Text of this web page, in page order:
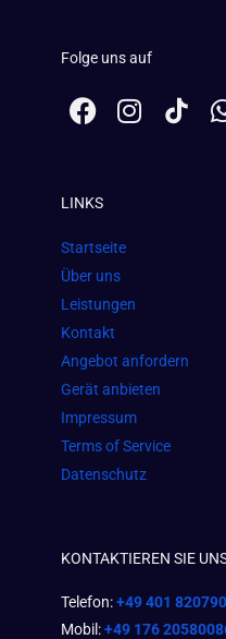
Folge uns auf
F
a
b
o
o
k
I
n
m
LINKS
Startseite
Über uns
Leistungen
Kontakt
Angebot anfordern
Gerät anbieten
Impressum
Terms of Service
Datenschutz
KONTAKTIEREN SIE
Telefon:+49 401
Mobil:+49 176